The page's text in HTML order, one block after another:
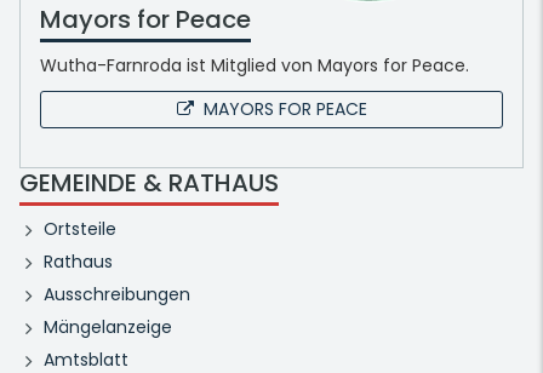
Mayors for Peace
Wutha-Farnroda ist Mitglied von Mayors for Peace.
MAYORS FOR PEACE
GEMEINDE & RATHAUS
Ortsteile
Rathaus
Ausschreibungen
Mängelanzeige
Amtsblatt